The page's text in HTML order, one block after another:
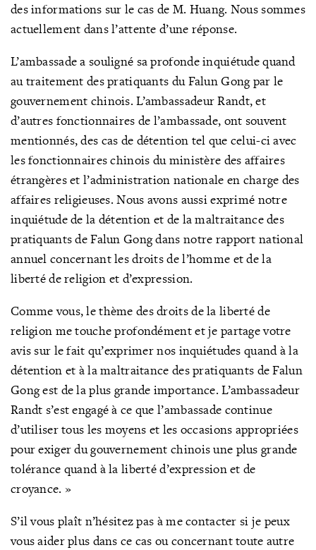
des informations sur le cas de M. Huang. Nous sommes
actuellement dans l’attente d’une réponse.
L’ambassade a souligné sa profonde inquiétude quand
au traitement des pratiquants du Falun Gong par le
gouvernement chinois. L’ambassadeur Randt, et
d’autres fonctionnaires de l’ambassade, ont souvent
mentionnés, des cas de détention tel que celui-ci avec
les fonctionnaires chinois du ministère des affaires
étrangères et l’administration nationale en charge des
affaires religieuses. Nous avons aussi exprimé notre
inquiétude de la détention et de la maltraitance des
pratiquants de Falun Gong dans notre rapport national
annuel concernant les droits de l’homme et de la
liberté de religion et d’expression.
Comme vous, le thème des droits de la liberté de
religion me touche profondément et je partage votre
avis sur le fait qu’exprimer nos inquiétudes quand à la
détention et à la maltraitance des pratiquants de Falun
Gong est de la plus grande importance. L’ambassadeur
Randt s’est engagé à ce que l’ambassade continue
d’utiliser tous les moyens et les occasions appropriées
pour exiger du gouvernement chinois une plus grande
tolérance quand à la liberté d’expression et de
croyance. »
S’il vous plaît n’hésitez pas à me contacter si je peux
vous aider plus dans ce cas ou concernant toute autre